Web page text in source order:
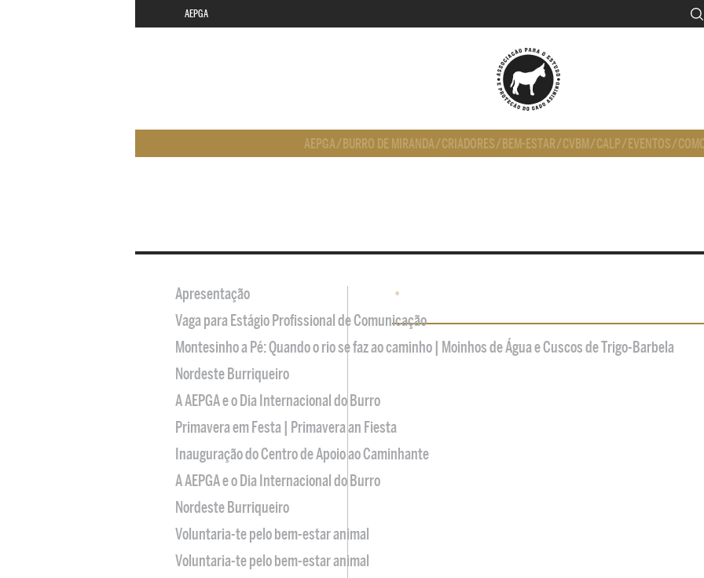
AEPGA
AEPGA/ BURRO DE MIRANDA/CRIADORES/ BEM-ESTAR/CVBM/CALP/ EVENTOS/
•
Apresentação
Vaga para Estágio Profissional de Comunicação
Montesinho a Pé: Quando o rio se faz ao caminho | Moinhos de Água e Cuscos de Trigo-Barbela
Nordeste Burriqueiro
A AEPGA e o Dia Internacional do Burro
Primavera em Festa | Primavera an Fiesta
Inauguração do Centro de Apoio ao Caminhante
A AEPGA e o Dia Internacional do Burro
Nordeste Burriqueiro
Voluntaria-te pelo bem-estar animal
Voluntaria-te pelo bem-estar animal